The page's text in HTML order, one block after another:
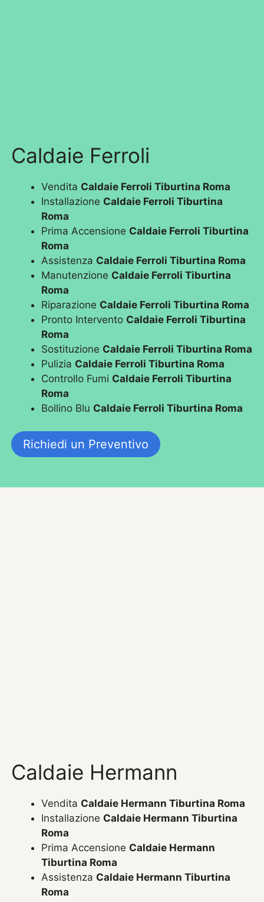
Caldaie Ferroli
Vendita Caldaie Ferroli Tiburtina Roma
Installazione Caldaie Ferroli Tiburtina
Roma
Prima Accensione Caldaie Ferroli Tiburtina
Roma
Assistenza Caldaie Ferroli Tiburtina Roma
Manutenzione Caldaie Ferroli Tiburtina
Roma
Riparazione Caldaie Ferroli Tiburtina Roma
Pronto Intervento Caldaie Ferroli Tiburtina
Roma
Sostituzione Caldaie Ferroli Tiburtina Roma
Pulizia Caldaie Ferroli Tiburtina Roma
Controllo Fumi Caldaie Ferroli Tiburtina
Roma
Bollino Blu Caldaie Ferroli Tiburtina Roma
Richiedi un Preventivo
Caldaie Hermann
Vendita Caldaie Hermann Tiburtina Roma
Installazione Caldaie Hermann Tiburtina
Roma
Prima Accensione Caldaie Hermann
Tiburtina Roma
Assistenza Caldaie Hermann Tiburtina
Roma